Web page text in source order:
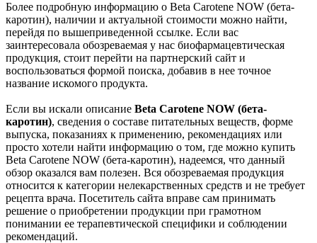
Более подробную информацию о Beta Carotene NOW (бета-
каротин), наличии и актуальной стоимости можно найти,
перейдя по вышеприведенной ссылке. Если вас
заинтересовала обозреваемая у нас биофармацевтическая
продукция, стоит перейти на партнерский сайт и
воспользоваться формой поиска, добавив в нее точное
название искомого продукта.
Если вы искали описание Beta Carotene NOW (бета-
каротин), сведения о составе питательных веществ, форме
выпуска, показаниях к применению, рекомендациях или
просто хотели найти информацию о том, где можно купить
Beta Carotene NOW (бета-каротин), надеемся, что данный
обзор оказался вам полезен. Вся обозреваемая продукция
относится к категории нелекарственных средств и не требует
рецепта врача. Посетитель сайта вправе сам принимать
решение о приобретении продукции при грамотном
понимании ее терапевтической специфики и соблюдении
рекомендаций.